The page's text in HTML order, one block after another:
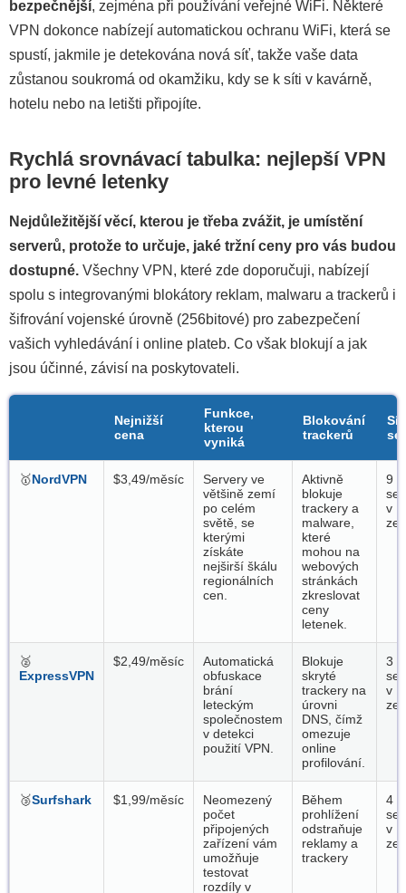
bezpečnější, zejména při používání veřejné WiFi. Některé
VPN dokonce nabízejí automatickou ochranu WiFi, která se
spustí, jakmile je detekována nová síť, takže vaše data
zůstanou soukromá od okamžiku, kdy se k síti v kavárně,
hotelu nebo na letišti připojíte.
Rychlá srovnávací tabulka: nejlepší VPN
pro levné letenky
Nejdůležitější věcí, kterou je třeba zvážit, je umístění
serverů, protože to určuje, jaké tržní ceny pro vás budou
dostupné. Všechny VPN, které zde doporučuji, nabízejí
spolu s integrovanými blokátory reklam, malwaru a trackerů i
šifrování vojenské úrovně (256bitové) pro zabezpečení
vašich vyhledávání i online plateb. Co však blokují a jak
jsou účinné, závisí na poskytovateli.
Nejnižší
cena
Funkce,
kterou
vyniká
Blokování
trackerů
Sít
🥇NordVPN $3,49/měsíc
Servery ve
většině zemí
po celém
světě, se
kterými
získáte
nejširší škálu
regionálních
cen.
Aktivně
blokuje
trackery a
malware,
které
mohou na
webových
stránkách
zkreslovat
ceny
letenek.
9
v
🥈
ExpressVPN
$2,49/měsíc
Automatická
obfuskace
brání
leteckým
společnostem
v detekci
použití VPN.
Blokuje
skryté
trackery na
úrovni
DNS, čímž
omezuje
online
profilování.
3
v
🥉Surfshark $1,99/měsíc
Neomezený
počet
připojených
zařízení vám
umožňuje
testovat
rozdíly v
Během
prohlížení
odstraňuje
reklamy a
trackery
4
v